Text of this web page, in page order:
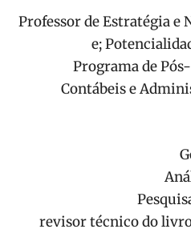
Professor de Estratégia e
e;
Programa de
Contábeis e
revisor técnico do